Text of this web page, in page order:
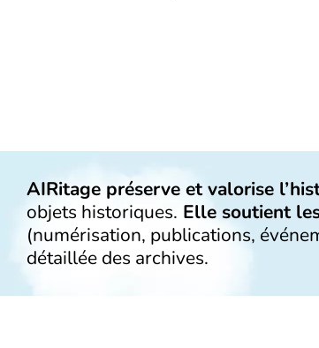
AIRitage préserve et valorise
objets historiques. Elle soutient
(numérisation, publications,
détaillée des archives.